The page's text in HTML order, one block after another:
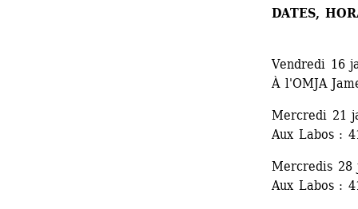
DATES,
Vendredi 16
À l'OMJA
Mercredi 21
Aux Labos :
Mercredis 28
Aux Labos :